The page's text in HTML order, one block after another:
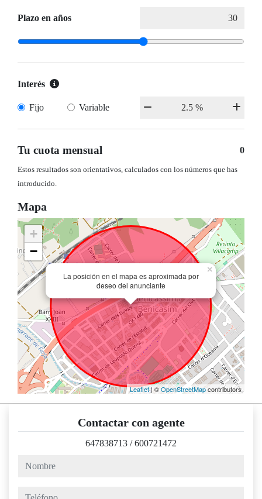
Plazo en años
Interés
Fijo Variable
Tu cuota mensual 0
Estos resultados son orientativos, calculados con los números que has
introducido.
Mapa
La posición en el mapa es aproximada por
deseo del anunciante
×
+
−
Leaflet| ©OpenStreetMapcontributors
Contactar con agente
647838713 /600721472
nombre
teléfono